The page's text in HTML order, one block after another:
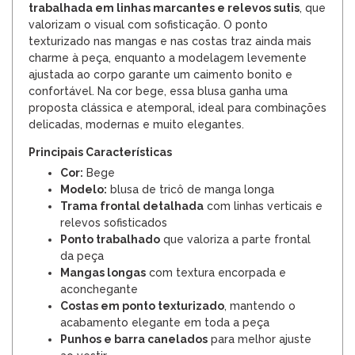
trabalhada em linhas marcantes e relevos sutis, que
valorizam o visual com sofisticação. O ponto
texturizado nas mangas e nas costas traz ainda mais
charme à peça, enquanto a modelagem levemente
ajustada ao corpo garante um caimento bonito e
confortável. Na cor bege, essa blusa ganha uma
proposta clássica e atemporal, ideal para combinações
delicadas, modernas e muito elegantes.
Principais Características
Cor: Bege
Modelo: blusa de tricô de manga longa
Trama frontal detalhada com linhas verticais e
relevos sofisticados
Ponto trabalhado que valoriza a parte frontal
da peça
Mangas longas com textura encorpada e
aconchegante
Costas em ponto texturizado, mantendo o
acabamento elegante em toda a peça
Punhos e barra canelados para melhor ajuste